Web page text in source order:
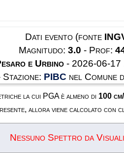
Dati evento (fonte
Magnitudo: 3.0 - Prof:
e Urbino- 2026-06-17
Stazione: PIBC nel Comune
la cui PGA è almeno di 100
allora viene calcolato con
Nessuno Spettro da